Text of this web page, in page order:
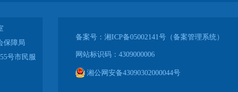
保障局
号市民服
备案号：湘ICP备05002141号（备案管理系统）
网站标识码：4309000006
湘公网安备43090302000044号